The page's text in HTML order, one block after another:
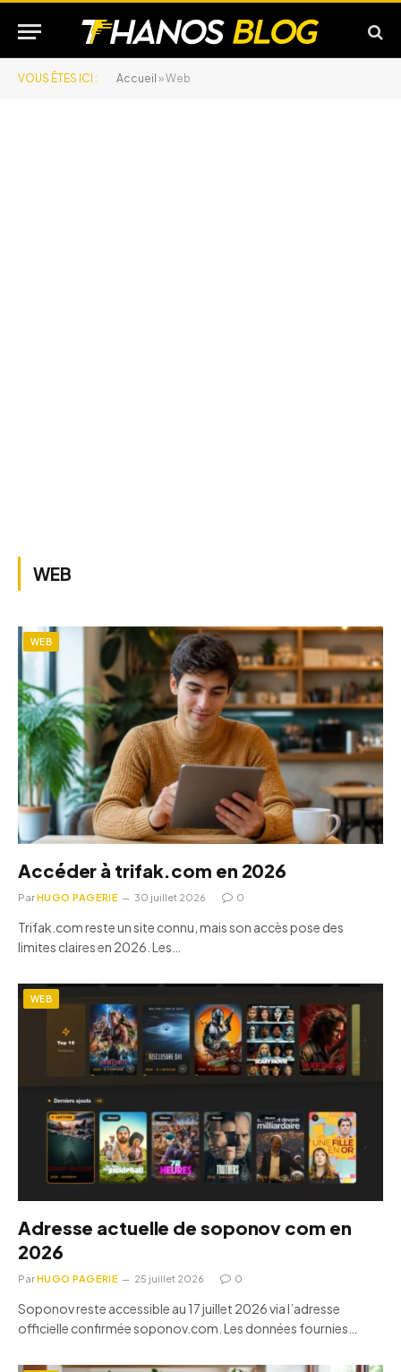
VOUS ÊTES ICI : Accueil »Web
WEB
WEB
Accéder à trifak.com en 2026
ParHUGO PAGERIE 30 juillet 2026 0
Trifak.com reste un site connu, mais son accès pose des
limites claires en 2026. Les…
WEB
Adresse actuelle de soponov com en
2026
ParHUGO PAGERIE 25 juillet 2026 0
Soponov reste accessible au 17 juillet 2026 via l’adresse
officielle confirmée soponov.com. Les données fournies…